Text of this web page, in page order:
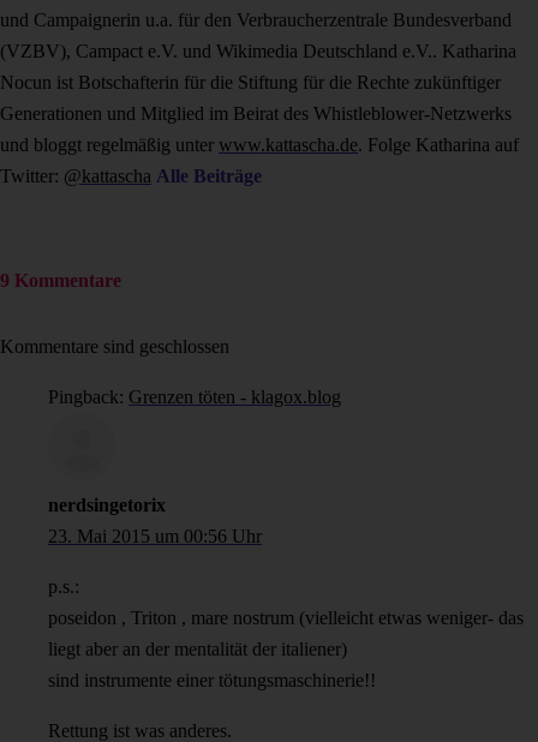
und Campaignerin u.a. für den Verbraucherzentrale Bundesverband
(VZBV), Campact e.V. und Wikimedia Deutschland e.V.. Katharina
Nocun ist Botschafterin für die Stiftung für die Rechte zukünftiger
Generationen und Mitglied im Beirat des Whistleblower-Netzwerks
und bloggt regelmäßig unter www.kattascha.de. Folge Katharina auf
Twitter: @kattascha Alle Beiträge
9 Kommentare
Kommentare sind geschlossen
Pingback: Grenzen töten - klagox.blog
nerdsingetorix
23. Mai 2015 um 00:56 Uhr
p.s.:
poseidon , Triton , mare nostrum (vielleicht etwas weniger- das
liegt aber an der mentalität der italiener)
sind instrumente einer tötungsmaschinerie!!
Rettung ist was anderes.